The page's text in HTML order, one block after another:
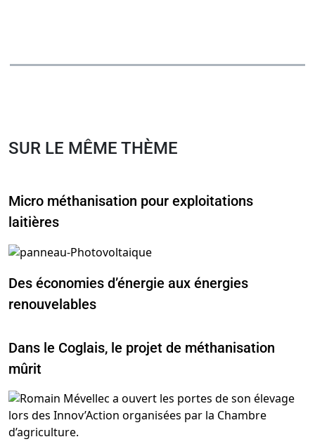
SUR LE MÊME THÈME
Micro méthanisation pour exploitations
laitières
Des économies d’énergie aux énergies
renouvelables
Dans le Coglais, le projet de méthanisation
mûrit